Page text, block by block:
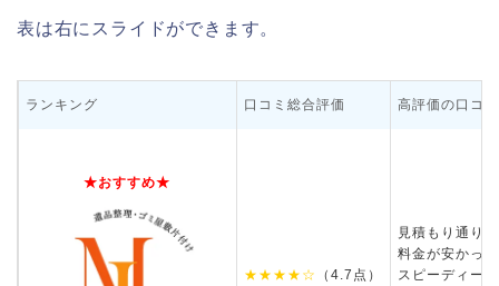
表は右にスライドができます。
ランキング 口コミ総合評価 高評価の口コミ
★おすすめ★
★★★★☆ （4.7点）
見積もり通り
料金が安かった
スピーディー